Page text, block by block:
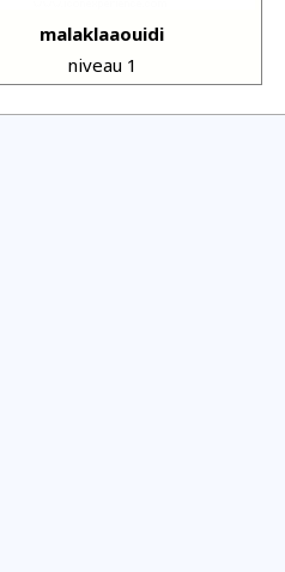
malaklaaouidi
niveau 1